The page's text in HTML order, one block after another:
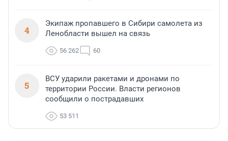
4
Экипаж пропавшего в Сибири самолета из
Ленобласти вышел на связь
56 262 60
5
ВСУ ударили ракетами и дронами по
территории России. Власти регионов
сообщили о пострадавших
53 511